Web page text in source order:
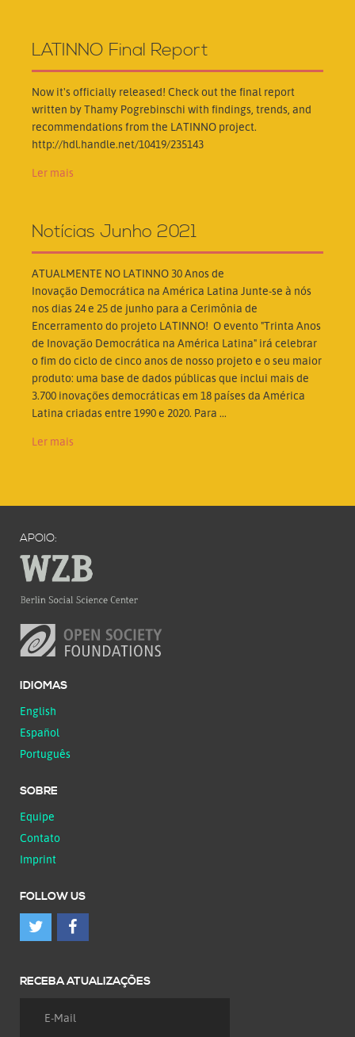
LATINNO Final Report
Now it's officially released! Check out the final report
written by Thamy Pogrebinschi with findings, trends, and
recommendations from the LATINNO project.
http://hdl.handle.net/10419/235143
Ler mais
Notícias Junho 2021
ATUALMENTE NO LATINNO 30 Anos de
Inovação Democrática na América Latina Junte-se à nós
nos dias 24 e 25 de junho para a Cerimônia de
Encerramento do projeto LATINNO! O evento "Trinta Anos
de Inovação Democrática na América Latina" irá celebrar
o fim do ciclo de cinco anos de nosso projeto e o seu maior
produto: uma base de dados públicas que inclui mais de
3.700 inovações democráticas em 18 países da América
Latina criadas entre 1990 e 2020. Para ...
Ler mais
APOIO:
IDIOMAS
English
Español
Português
SOBRE
Equipe
Contato
Imprint
FOLLOW US
RECEBA ATUALIZAÇÕES